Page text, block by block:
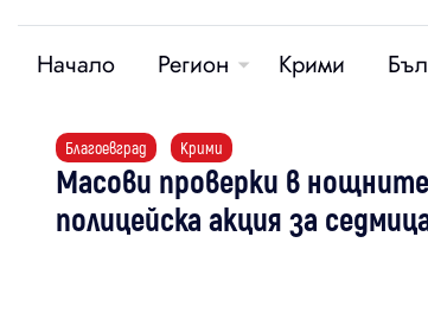
Начало Регион Крими
Благоевград Крими
Масови проверки в
полицейска акция за